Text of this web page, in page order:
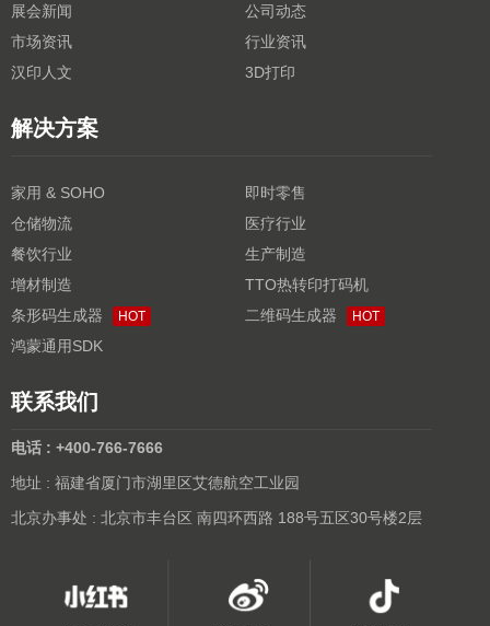
展会新闻
公司动态
市场资讯
行业资讯
汉印人文
3D打印
解决方案
家用 & SOHO
即时零售
仓储物流
医疗行业
餐饮行业
生产制造
增材制造
TTO热转印打码机
条形码生成器
HOT 二维码生成器 HOT
鸿蒙通用SDK
联系我们
电话 : +400-766-7666
地址 : 福建省厦门市湖里区艾德航空工业园
北京办事处 : 北京市丰台区 南四环西路 188号五区30号楼2层